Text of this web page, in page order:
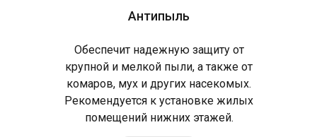
Антипыль
Обеспечит надежную защиту от
крупной и мелкой пыли, а также от
комаров, мух и других насекомых.
Рекомендуется к установке жилых
помещений нижних этажей.